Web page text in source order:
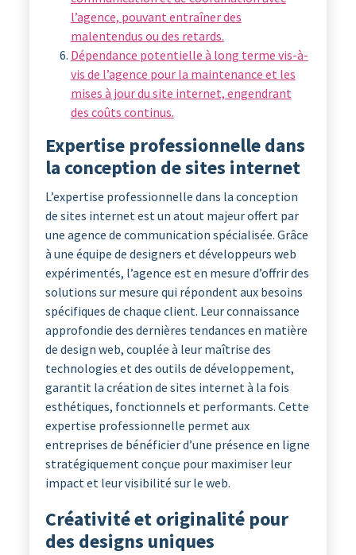
l’agence, pouvant entraîner des
malentendus ou des retards.
Dépendance potentielle à long terme vis-à-
vis de l’agence pour la maintenance et les
mises à jour du site internet, engendrant
des coûts continus.
Expertise professionnelle dans
la conception de sites internet
L’expertise professionnelle dans la conception
de sites internet est un atout majeur offert par
une agence de communication spécialisée. Grâce
à une équipe de designers et développeurs web
expérimentés, l’agence est en mesure d’offrir des
solutions sur mesure qui répondent aux besoins
spécifiques de chaque client. Leur connaissance
approfondie des dernières tendances en matière
de design web, couplée à leur maîtrise des
technologies et des outils de développement,
garantit la création de sites internet à la fois
esthétiques, fonctionnels et performants. Cette
expertise professionnelle permet aux
entreprises de bénéficier d’une présence en ligne
stratégiquement conçue pour maximiser leur
impact et leur visibilité sur le web.
Créativité et originalité pour
des designs uniques